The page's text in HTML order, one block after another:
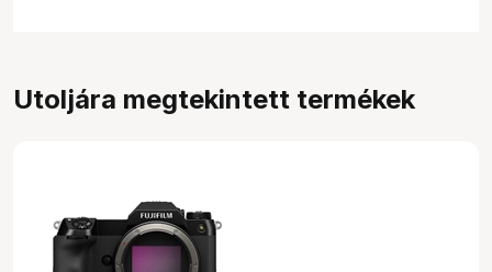
Utoljára megtekintett termékek